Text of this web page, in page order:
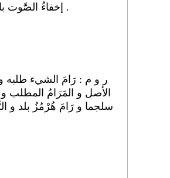
2 - ( تجويد ) إخفاءُ الصَّوت بالحركة الَّتي في آخر الكلمة مع الإشارة إليها .
ر و م : رَامَ الشيء طلبه
الأصل و المَرَامُ المطلب
سلجما و رَامَ هُرْمُزُ بلد و